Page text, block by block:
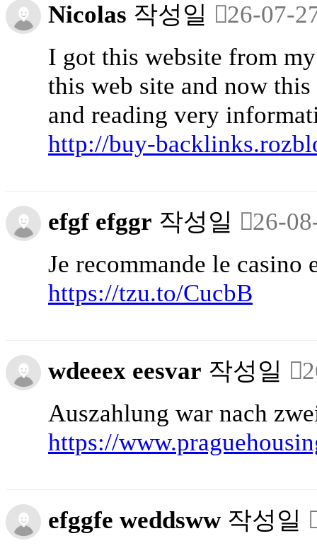
Nicolas 작성일
26-07-
I got this website from
this web site and now
and reading very
http://buy-
efgf efggr 작성일
26-
Je recommande le casino
https://tzu.to/CucbB
wdeeex eesvar 작성일
Auszahlung war nach
https://
efggfe weddsww 작성일